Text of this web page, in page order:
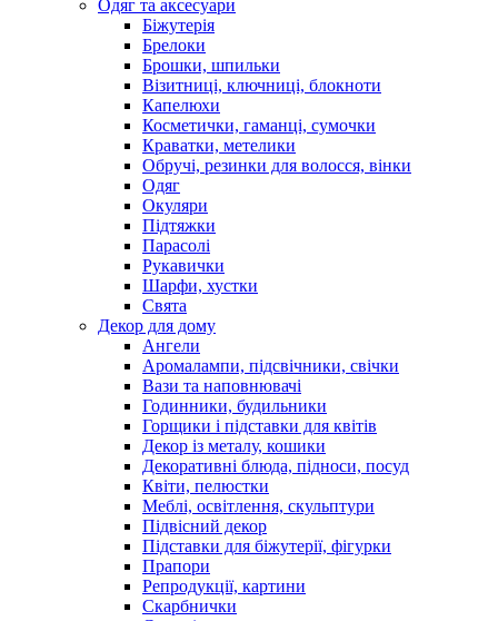
Oдяг та аксесуари
Біжутерія
Брелоки
Брошки, шпильки
Візитниці, ключниці, блокноти
Капелюхи
Косметички, гаманці, сумочки
Краватки, метелики
Обручі, резинки для волосся, вінки
Одяг
Окуляри
Підтяжки
Парасолі
Рукавички
Шарфи, хустки
Свята
Декор для дому
Ангели
Аромалампи, підсвічники, свічки
Вази та наповнювачі
Годинники, будильники
Горщики і підставки для квітів
Декор із металу, кошики
Декоративні блюда, підноси, посуд
Квіти, пелюстки
Меблі, освітлення, скульптури
Підвісний декор
Підставки для біжутерії, фігурки
Прапори
Репродукції, картини
Скарбнички